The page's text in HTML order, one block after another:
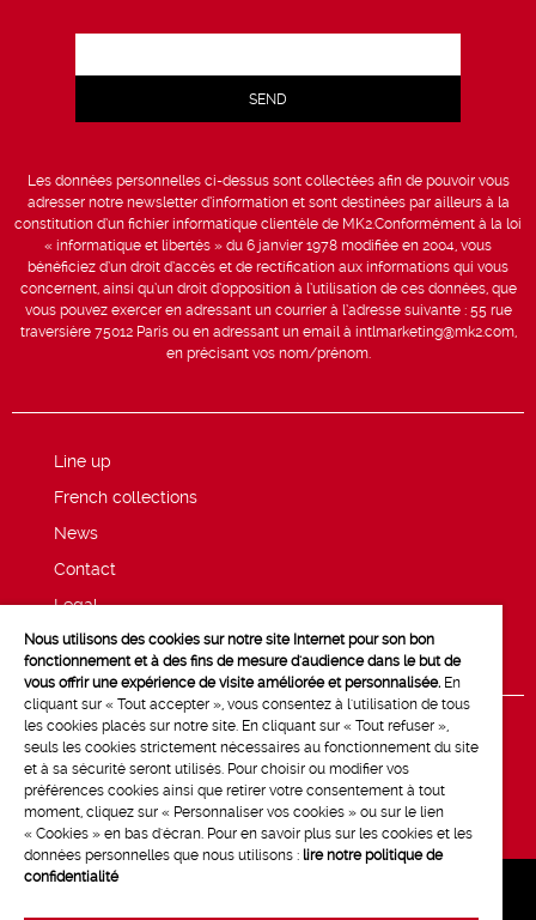
Les données personnelles ci-dessus sont collectées afin de pouvoir vous
adresser notre newsletter d’information et sont destinées par ailleurs à la
constitution d’un fichier informatique clientèle de MK2.Conformément à la loi
« informatique et libertés » du 6 janvier 1978 modifiée en 2004, vous
bénéficiez d’un droit d’accès et de rectification aux informations qui vous
concernent, ainsi qu’un droit d’opposition à l’utilisation de ces données, que
vous pouvez exercer en adressant un courrier à l’adresse suivante : 55 rue
traversière 75012 Paris ou en adressant un email à intlmarketing@mk2.com,
en précisant vos nom/prénom.
Line up
French collections
News
Contact
Legal
Privacy and cookie policy
Nous utilisons des cookies sur notre site Internet pour son bon
fonctionnement et à des fins de mesure d'audience dans le but de
vous offrir une expérience de visite améliorée et personnalisée. En
cliquant sur « Tout accepter », vous consentez à l'utilisation de tous
les cookies placés sur notre site. En cliquant sur « Tout refuser »,
seuls les cookies strictement nécessaires au fonctionnement du site
et à sa sécurité seront utilisés. Pour choisir ou modifier vos
préférences cookies ainsi que retirer votre consentement à tout
moment, cliquez sur « Personnaliser vos cookies » ou sur le lien
« Cookies » en bas d'écran. Pour en savoir plus sur les cookies et les
données personnelles que nous utilisons : lire notre politique de
confidentialité